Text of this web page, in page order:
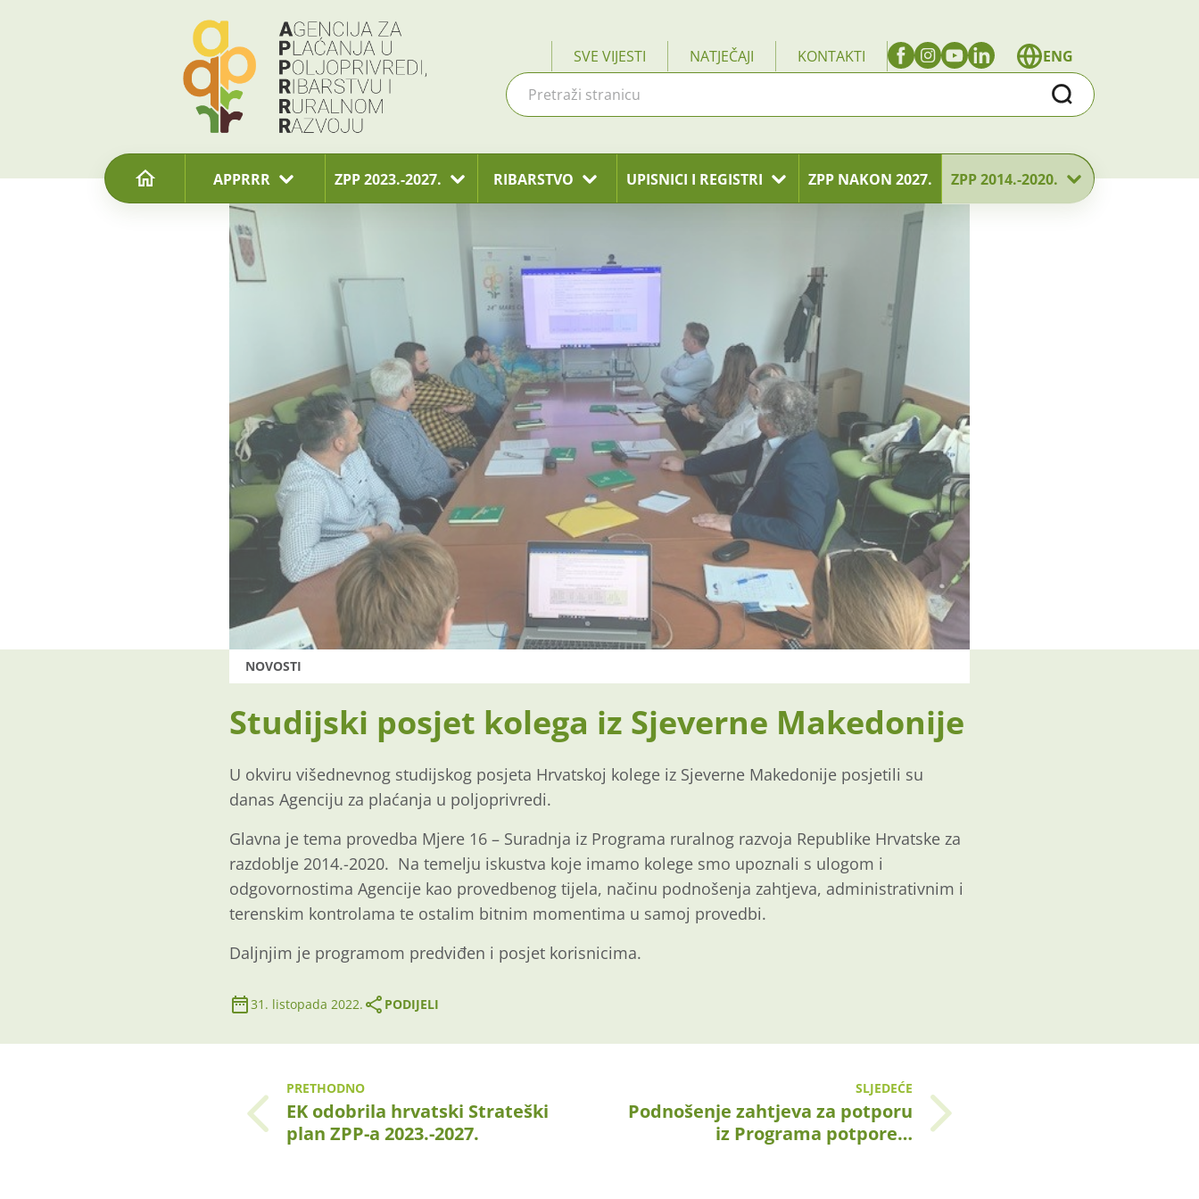
SVE VIJESTI NATJEČAJI KONTAKTI
ENG
Traži
APPRRR ZPP 2023.-2027. RIBARSTVO UPISNICI I REGISTRI ZPP NAKON 2027. ZPP 2014.-2020.
NOVOSTI
Studijski posjet kolega iz Sjeverne Makedonije
U okviru višednevnog studijskog posjeta Hrvatskoj kolege iz Sjeverne Makedonije posjetili su
danas Agenciju za plaćanja u poljoprivredi.
Glavna je tema provedba Mjere 16 – Suradnja iz Programa ruralnog razvoja Republike Hrvatske za
razdoblje 2014.-2020. Na temelju iskustva koje imamo kolege smo upoznali s ulogom i
odgovornostima Agencije kao provedbenog tijela, načinu podnošenja zahtjeva, administrativnim i
terenskim kontrolama te ostalim bitnim momentima u samoj provedbi.
Daljnjim je programom predviđen i posjet korisnicima.
31. listopada 2022. PODIJELI
PRETHODNO
EK odobrila hrvatski Strateški
plan ZPP-a 2023.-2027.
SLJEDEĆE
Podnošenje zahtjeva za potporu
iz Programa potpore…